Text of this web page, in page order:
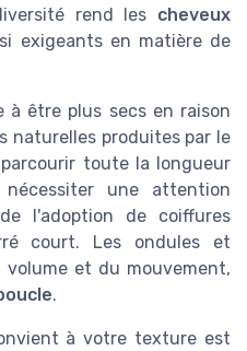
rend les cheveux
exigeants en matière de
à être plus secs en raison
naturelles produites par le
toute la longueur
une attention
l'adoption de coiffures
court. Les ondules et
et du mouvement,
.
à votre texture est